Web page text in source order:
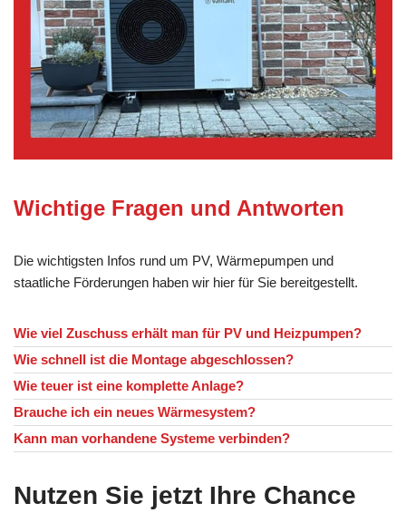
Wichtige Fragen und Antworten
Die wichtigsten Infos rund um PV, Wärmepumpen und
staatliche Förderungen haben wir hier für Sie bereitgestellt.
Wie viel Zuschuss erhält man für PV und Heizpumpen?
Wie schnell ist die Montage abgeschlossen?
Wie teuer ist eine komplette Anlage?
Brauche ich ein neues Wärmesystem?
Kann man vorhandene Systeme verbinden?
Nutzen Sie jetzt Ihre Chance